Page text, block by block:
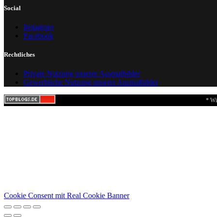
Social
Instagram
Facebook
Rechtliches
Private Nutzung unserer Ausmalbilder
Gewerbliche Nutzung unserer Ausmalbilder
*
Cookie Consent mit Real Cookie Banner